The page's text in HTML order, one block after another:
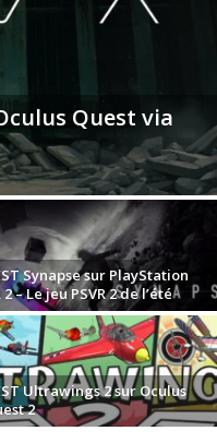
Quest via
Synapse sur PlayStation
2 – Le jeu PSVR 2 de l’été
Ultrawings 2 sur Oculus
2